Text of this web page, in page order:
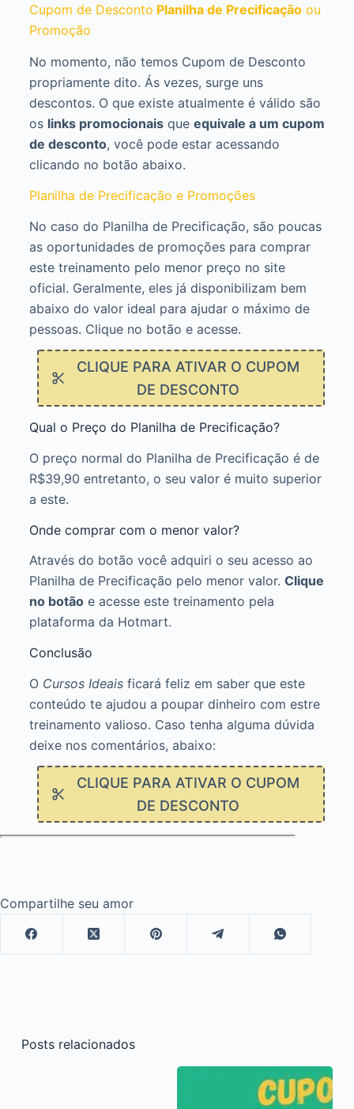
Cupom de Desconto Planilha de Precificação ou
Promoção
No momento, não temos Cupom de Desconto
propriamente dito. Ás vezes, surge uns
descontos. O que existe atualmente é válido são
os links promocionaisque equivale a um cupom
de desconto, você pode estar acessando
clicando no botão abaixo.
Planilha de Precificação e Promoções
No caso do Planilha de Precificação, são poucas
as oportunidades de promoções para comprar
este treinamento pelo menor preço no site
oficial. Geralmente, eles já disponibilizam bem
abaixo do valor ideal para ajudar o máximo de
pessoas. Clique no botão e acesse.
CLIQUE PARA ATIVAR O CUPOM
DE DESCONTO
Qual o Preço do Planilha de Precificação?
O preço normal do Planilha de Precificação é de
R$39,90 entretanto, o seu valor é muito superior
a este.
Onde comprar com o menor valor?
Através do botão você adquiri o seu acesso ao
Planilha de Precificação pelo menor valor. Clique
no botãoe acesse este treinamento pela
plataforma da Hotmart.
Conclusão
O Cursos Ideaisficará feliz em saber que este
conteúdo te ajudou a poupar dinheiro com estre
treinamento valioso. Caso tenha alguma dúvida
deixe nos comentários, abaixo:
CLIQUE PARA ATIVAR O CUPOM
DE DESCONTO
Compartilhe seu amor
Posts relacionados